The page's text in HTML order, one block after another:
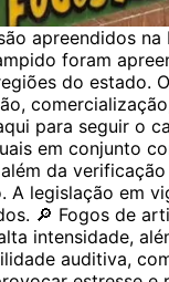
apreendidos
foram
do estado.
para seguir o
em conjunto
da
A legislação em
🔎 Fogos de
intensidade,
auditiva,